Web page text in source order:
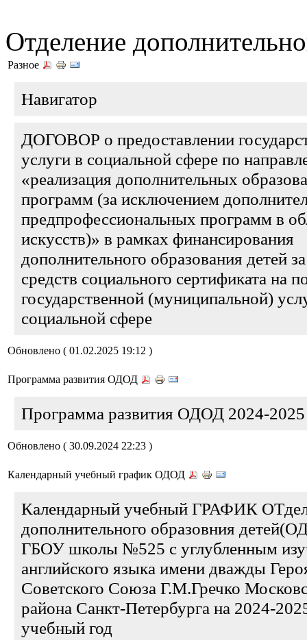
Отделение
Разное
Навигатор
ДОГОВОР о предоставлении
услуги в социальной сфере по
«реализация дополнительных
программ (за исключением
предпрофессиональных программ в
искусств)» в рамках финансирования
дополнительного образования детей
средств социального сертификата на
государственной (муниципальной)
социальной сфере
Обновлено ( 01.02.2025 19:12 )
Программа развития ОДОД
Программа развития ОДОД 2024-2025
Обновлено ( 30.09.2024 22:23 )
Календарный учебный график ОДОД
Календарный учебный ГРАФИК
дополнительного образовния
ГБОУ школы №525 с углубленным
английского языка имени дважды
Советского Союза Г.М.Гречко
района Санкт-Петербурга на 2024-
учебный год